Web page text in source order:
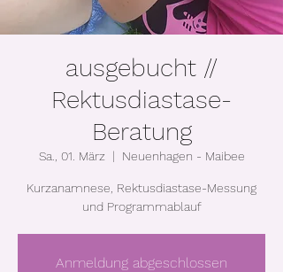
ausgebucht //
Rektusdiastase-
Beratung
Sa., 01. März
  |
Neuenhagen - Maibee
Kurzanamnese, Rektusdiastase-Messung
und Programmablauf
Anmeldung abgeschlossen